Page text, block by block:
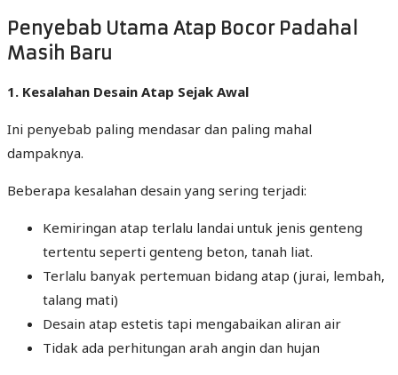
Penyebab Utama Atap Bocor Padahal
Masih Baru
1. Kesalahan Desain Atap Sejak Awal
Ini penyebab paling mendasar dan paling mahal
dampaknya.
Beberapa kesalahan desain yang sering terjadi:
Kemiringan atap terlalu landai untuk jenis genteng
tertentu seperti genteng beton, tanah liat.
Terlalu banyak pertemuan bidang atap (jurai, lembah,
talang mati)
Desain atap estetis tapi mengabaikan aliran air
Tidak ada perhitungan arah angin dan hujan